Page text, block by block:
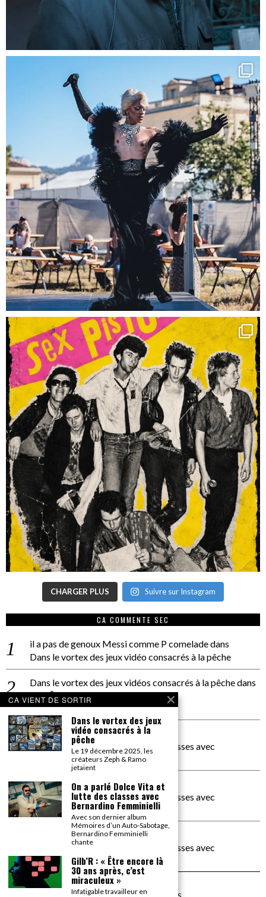
CHARGER PLUS Suivre sur Instagram
CA COMMENTE SEC
il a pas de genoux Messi comme P comeladedans
Dans le vortex des jeux vidéo consacrés à la pêche
Dans le vortex des jeux vidéos consacrés à la pêchedans
PACÔME THIELLEMENT
La séance d’Hip Gnose
La Patrie
dans
On a parlé Dolce Vita et lutte des classes avec
Bernardino Femminielli
carte noire negra à l'o tiededans
On a parlé Dolce Vita et lutte des classes avec
Bernardino Femminielli
moise et son mascarédans
On a parlé Dolce Vita et lutte des classes avec
Bernardino Femminielli
CA VIENT DE SORTIR
Dans le vortex des jeux
vidéo consacrés à la
pêche
Le 19 décembre 2025, les
créateurs Zeph & Ramo
jetaient
On a parlé Dolce Vita et
lutte des classes avec
Bernardino Femminielli
Avec son dernier album
Mémoires d’un Auto-Sabotage,
Bernardino Femminielli
chante
Gilb’R : « Être encore là
30 ans après, c’est
miraculeux »
Infatigable travailleur en